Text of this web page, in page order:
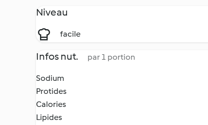
Niveau
facile
Infos nut. par 1 portion
Sodium
Protides
Calories
Lipides